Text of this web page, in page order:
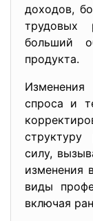
доходов,
трудовых
больший
продукта.
Изменения
спроса и
силу,
изменения
виды
включая